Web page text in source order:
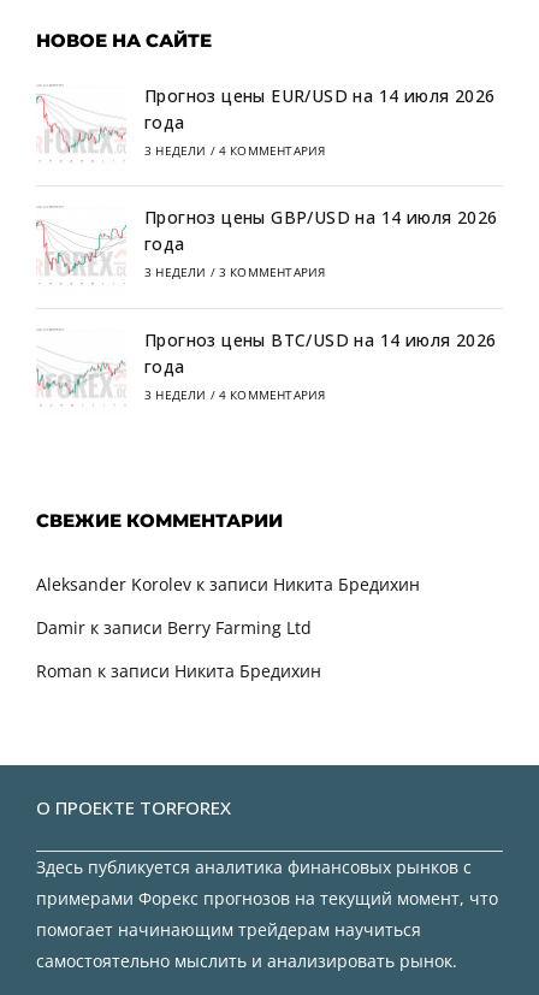
НОВОЕ НА САЙТЕ
Прогноз цены EUR/USD на 14 июля 2026
года
3 НЕДЕЛИ / 4 КОММЕНТАРИЯ
Прогноз цены GBP/USD на 14 июля 2026
года
3 НЕДЕЛИ / 3 КОММЕНТАРИЯ
Прогноз цены BTC/USD на 14 июля 2026
года
3 НЕДЕЛИ / 4 КОММЕНТАРИЯ
СВЕЖИЕ КОММЕНТАРИИ
Aleksander Korolev к записи Никита Бредихин
Damir к записи Berry Farming Ltd
Roman к записи Никита Бредихин
О ПРОЕКТЕ TORFOREX
Здесь публикуется аналитика финансовых рынков с
примерами Форекс прогнозов на текущий момент, что
помогает начинающим трейдерам научиться
самостоятельно мыслить и анализировать рынок.